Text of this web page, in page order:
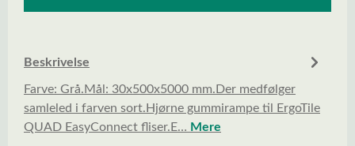
Beskrivelse
Farve: Grå.Mål: 30x500x5000 mm.Der medfølger
samleled i farven sort.Hjørne gummirampe til ErgoTile
QUAD EasyConnect fliser.E… Mere